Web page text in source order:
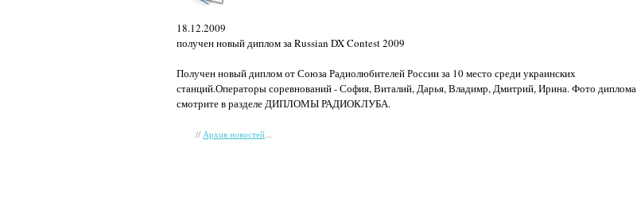
18.12.2009
получен новый диплом за Russian DX Contest 2009
Получен новый диплом от Союза Радиолюбителей России за 10 место среди украинских
станций.Операторы соревнований - София, Виталий, Дарья, Владимр, Дмитрий, Ирина. Фото диплома
смотрите в разделе ДИПЛОМЫ РАДИОКЛУБА.
// Архив новостей...